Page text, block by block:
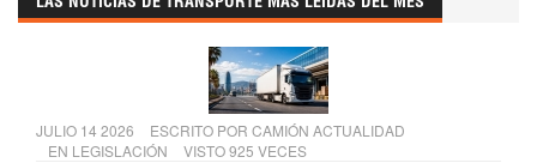
LAS NOTICIAS DE TRANSPORTE MÁS LEÍDAS DEL MES
JULIO 14 2026 ESCRITO POR CAMIÓN ACTUALIDAD
EN LEGISLACIÓN VISTO 925 VECES